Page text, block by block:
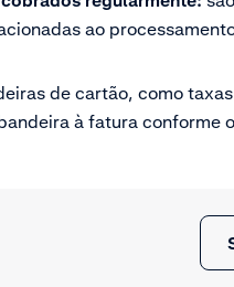
ao
de cartão, como
à fatura conforme